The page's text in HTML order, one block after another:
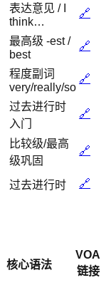
表达意见 / I
think…
🔗
最高级 -est /
best
🔗
程度副词
very/really/so
🔗
过去进行时
入门
🔗
比较级/最高
级巩固
🔗
过去进行时 🔗
核心语法
VOA
链接